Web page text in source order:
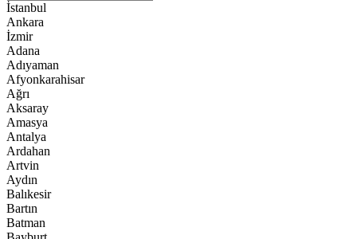
İstanbul
Ankara
İzmir
Adana
Adıyaman
Afyonkarahisar
Ağrı
Aksaray
Amasya
Antalya
Ardahan
Artvin
Aydın
Balıkesir
Bartın
Batman